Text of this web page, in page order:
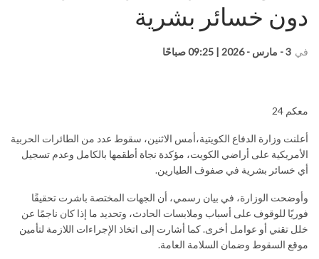
دون خسائر بشرية
في 3 - مارس - 2026 | 09:25 صباحًا
معكم 24
أعلنت وزارة الدفاع الكويتية،أمس الاثنين، سقوط عدد من الطائرات الحربية
الأمريكية على أراضي الكويت، مؤكدة نجاة أطقمها بالكامل وعدم تسجيل
أي خسائر بشرية في صفوف الطيارين.
وأوضحت الوزارة، في بيان رسمي، أن الجهات المختصة باشرت تحقيقًا
فوريًا للوقوف على أسباب وملابسات الحادث، وتحديد ما إذا كان ناجمًا عن
خلل تقني أو عوامل أخرى. كما أشارت إلى اتخاذ الإجراءات اللازمة لتأمين
موقع السقوط وضمان السلامة العامة.